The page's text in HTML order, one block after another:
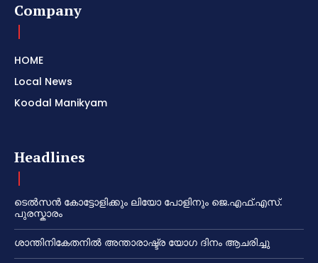
Company
HOME
Local News
Koodal Manikyam
Headlines
ടെൽസൻ കോട്ടോളിക്കും ലിയോ പോളിനും ജെ.എഫ്.എസ്.
പുരസ്കാരം
ശാന്തിനികേതനിൽ അന്താരാഷ്ട്ര യോഗ ദിനം ആചരിച്ചു